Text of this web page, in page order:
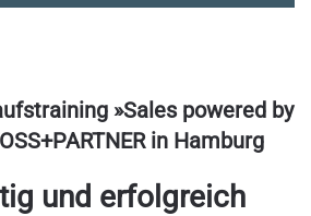
»Sales powered by
in Hamburg
und erfolgreich